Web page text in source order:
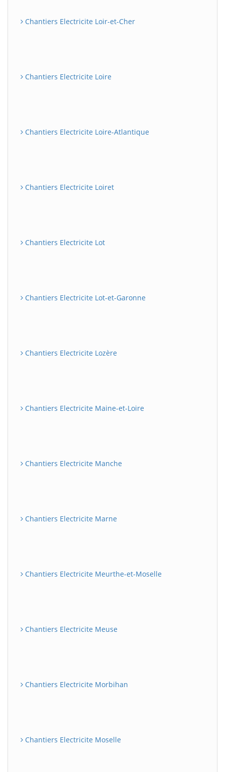
Chantiers Electricite Loir-et-Cher
Chantiers Electricite Loire
Chantiers Electricite Loire-Atlantique
Chantiers Electricite Loiret
Chantiers Electricite Lot
Chantiers Electricite Lot-et-Garonne
Chantiers Electricite Lozère
Chantiers Electricite Maine-et-Loire
Chantiers Electricite Manche
Chantiers Electricite Marne
Chantiers Electricite Meurthe-et-Moselle
Chantiers Electricite Meuse
Chantiers Electricite Morbihan
Chantiers Electricite Moselle